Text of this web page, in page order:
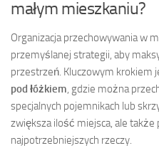
małym mieszkaniu?
Organizacja przechowywania w
przemyślanej strategii, aby
przestrzeń. Kluczowym krokiem
pod łóżkiem, gdzie można
specjalnych pojemnikach lub
zwiększa ilość miejsca, ale także
najpotrzebniejszych rzeczy.